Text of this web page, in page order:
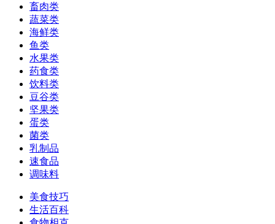
畜肉类
蔬菜类
海鲜类
鱼类
水果类
药食类
饮料类
豆谷类
坚果类
蛋类
菌类
乳制品
速食品
调味料
美食技巧
生活百科